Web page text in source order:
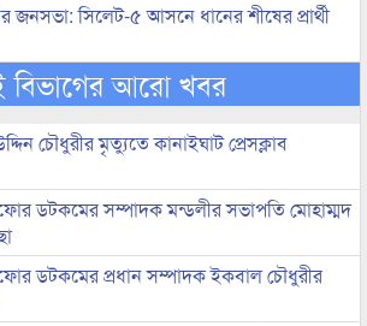
জনসভা: সিলেট-৫ আসনে ধানের শীষের প্রার্থী
বিভাগের আরো খবর
চৌধুরীর মৃত্যুতে কানাইঘাট প্রেসক্লাব
ডটকমের সম্পাদক মন্ডলীর সভাপতি মোহাম্মদ
ডটকমের প্রধান সম্পাদক ইকবাল চৌধুরীর